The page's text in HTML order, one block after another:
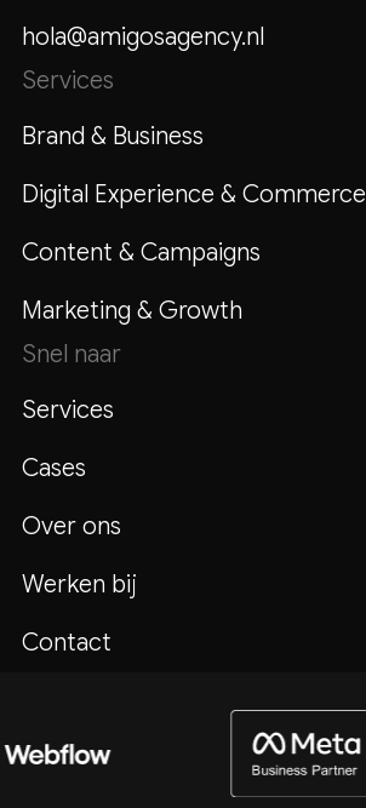
hola@amigosagency.nl
Services
Brand & Business
Digital Experience & Commerce
Content & Campaigns
Marketing & Growth
Snel naar
Services
Cases
Over ons
Werken bij
Contact